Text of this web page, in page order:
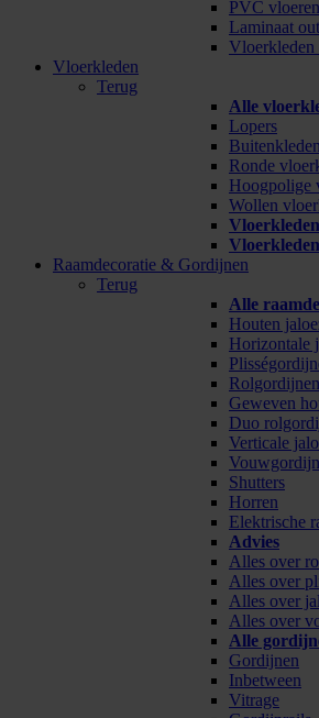
PVC
Laminaat
Vloerkleden
Vloerkleden
Terug
Alle
Lopers
Buitenkleden
Ronde
Hoogpolige
Wollen
Raamdecoratie & Gordijnen
Terug
Alle
Houten
Horizontale
Rolgordijnen
Geweven
Duo
Verticale
Shutters
Horren
Elektrische
Advies
Alles over
Alles over
Alles over
Alles over
Alle
Gordijnen
Inbetween
Vitrage